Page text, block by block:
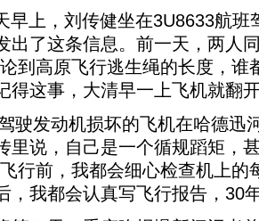
上，刘传健坐在3U8633航班
出了这条信息。前一天，两人
到高原飞行逃生绳的长度，谁
得这事，大清早一上飞机就翻
发动机损坏的飞机在哈德迅
里说，自己是一个循规蹈矩，
飞行前，我都会细心检查机上的
，我都会认真写飞行报告，30